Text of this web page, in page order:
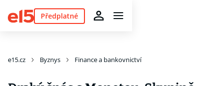
Předplatné
e15.cz Byznys Finance a bankovnictví